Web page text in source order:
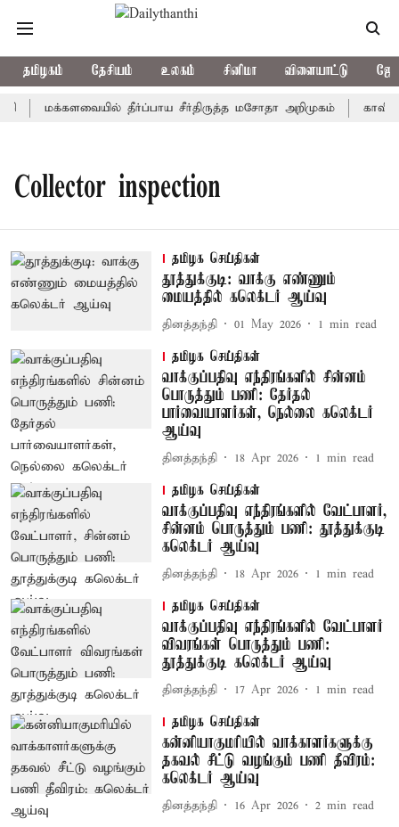
தமிழகம் தேசியம் உலகம் சினிமா விளையாட்டு
மக்களவையில் தீர்ப்பாய சீர்திருத்த மசோதா அறிமுகம்
Collector inspection
தமிழக செய்திகள்
தூத்துக்குடி: வாக்கு எண்ணும்
மையத்தில் கலெக்டர் ஆய்வு
தினத்தந்தி 01 May 2026 1 min read
தமிழக செய்திகள்
வாக்குப்பதிவு எந்திரங்களில் சின்னம்
பொருத்தும் பணி: தேர்தல்
பார்வையாளர்கள், நெல்லை கலெக்டர்
ஆய்வு
தினத்தந்தி 18 Apr 2026 1 min read
தமிழக செய்திகள்
வாக்குப்பதிவு எந்திரங்களில் வேட்பாளர்,
சின்னம் பொருத்தும் பணி: தூத்துக்குடி
கலெக்டர் ஆய்வு
தினத்தந்தி 18 Apr 2026 1 min read
தமிழக செய்திகள்
வாக்குப்பதிவு எந்திரங்களில் வேட்பாளர்
விவரங்கள் பொருத்தும் பணி:
தூத்துக்குடி கலெக்டர் ஆய்வு
தினத்தந்தி 17 Apr 2026 1 min read
தமிழக செய்திகள்
கன்னியாகுமரியில் வாக்காளர்களுக்கு
தகவல் சீட்டு வழங்கும் பணி தீவிரம்:
கலெக்டர் ஆய்வு
தினத்தந்தி 16 Apr 2026 2 min read